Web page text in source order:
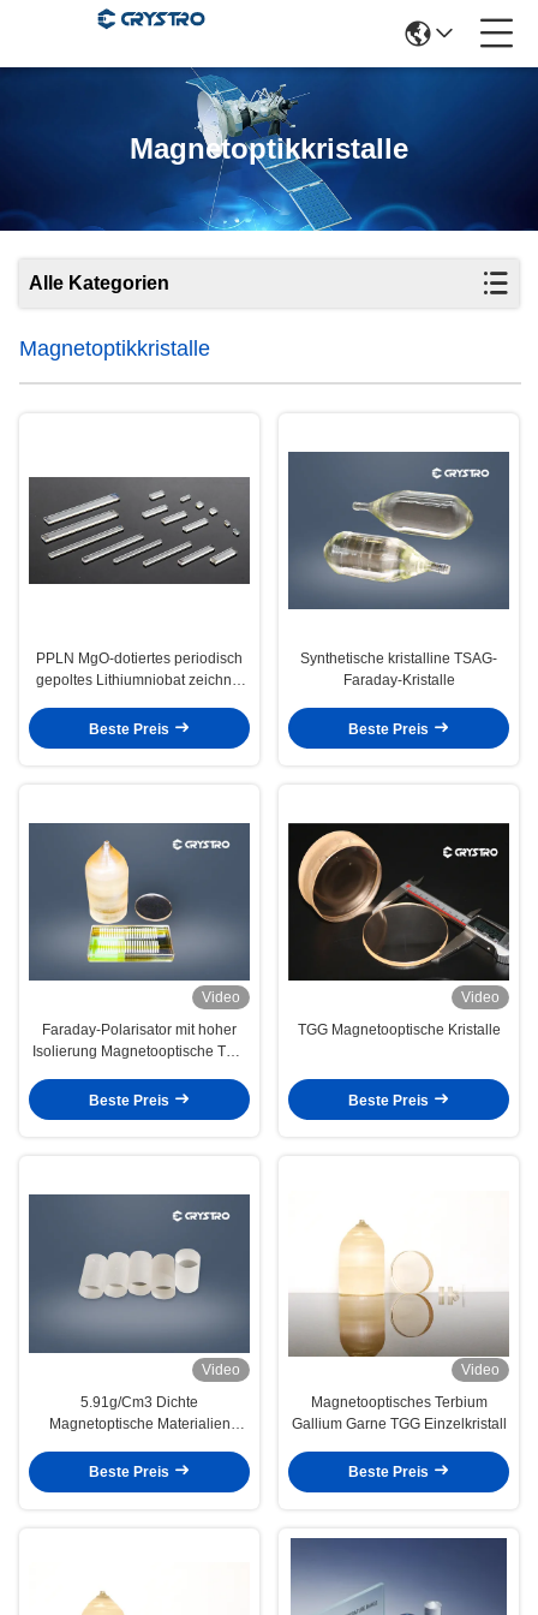
Magnetoptikkristalle
Alle Kategorien
Magnetoptikkristalle
PPLN MgO-dotiertes periodisch
gepoltes Lithiumniobat zeichnet
nichtlinearen Koeffizienten und
eine hohe Anti-
Beste Preis
Synthetische kristalline TSAG-
Faraday-Kristalle
Beste Preis
Video
Faraday-Polarisator mit hoher
Isolierung Magnetooptische TGG
Beste Preis
Video
TGG Magnetooptische Kristalle
Beste Preis
Video
5.91g/Cm3 Dichte
Magnetoptische Materialien
Wellenlänge
Beste Preis
Video
Magnetooptisches Terbium
Gallium Garne TGG Einzelkristall
Beste Preis